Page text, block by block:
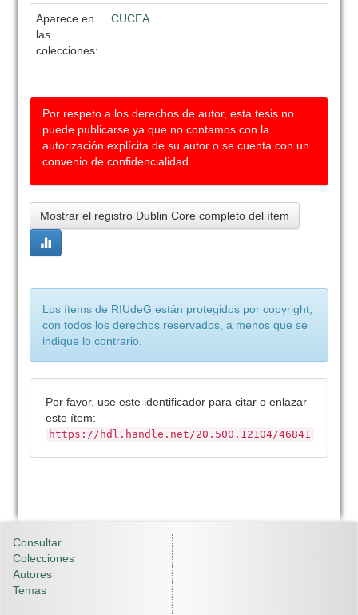
Aparece en
las
colecciones:
CUCEA
Por respeto a los derechos de autor, esta tesis no
puede publicarse ya que no contamos con la
autorización explícita de su autor o se cuenta con un
convenio de confidencialidad
Mostrar el registro Dublin Core completo del ítem
Los ítems de RIUdeG están protegidos por copyright,
con todos los derechos reservados, a menos que se
indique lo contrario.
Por favor, use este identificador para citar o enlazar
este ítem:
https://hdl.handle.net/20.500.12104/46841
Consultar
Colecciones
Autores
Temas